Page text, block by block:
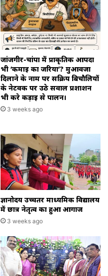
जांजगीर-चांपा में प्राकृतिक आपदा
भी ‘कमाई का जरिया’? मुआवजा
दिलाने के नाम पर सक्रिय बिचौलियों
के नेटवर्क पर उठे सवाल प्रशाशन
भी करे कड़ाई से पालन।
3 weeks ago
ज्ञानोदय उच्चतर माध्यमिक विद्यालय
में छात्र नेतृत्व का हुआ आगाज
3 weeks ago